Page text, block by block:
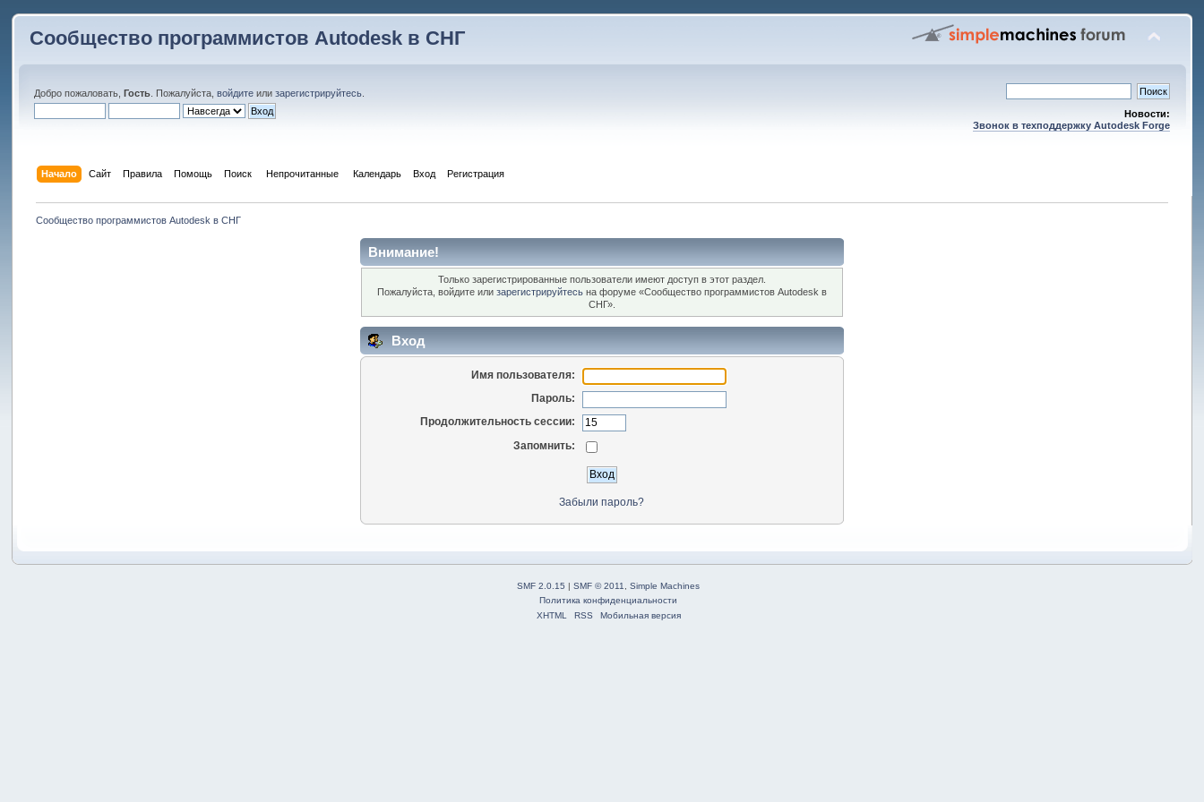
Сообщество программистов Autodesk в СНГ
Добро пожаловать,Гость . Пожалуйста,войдите илизарегистрируйтесь
Новости:
Звонок в техподдержку Autodesk Forge
Начало Сайт Правила Помощь Поиск Непрочитанные Календарь Вход Регистрация
Сообщество программистов Autodesk в СНГ
Внимание!
Только зарегистрированные пользователи имеют доступ в этот раздел.
Пожалуйста, войдите или зарегистрируйтесьна форуме «Сообщество программистов Autodesk в
СНГ».
Вход
Имя пользователя:
Пароль:
Продолжительность сессии:
Запомнить:
Забыли пароль?
SMF 2.0.15 |SMF © 2011 ,Simple Machines
Политика конфиденциальности
XHTML
RSS Мобильная версия